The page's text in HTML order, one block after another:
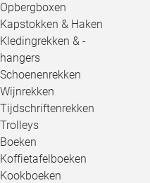
Opbergboxen
Kapstokken & Haken
Kledingrekken & -
hangers
Schoenenrekken
Wijnrekken
Tijdschriftenrekken
Trolleys
Boeken
Koffietafelboeken
Kookboeken